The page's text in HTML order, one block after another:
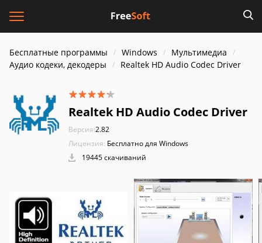
Бесплатные программы Windows
Мультимедиа
Аудио кодеки, декодеры
Realtek HD Audio Codec Driver
Realtek HD Audio Codec Driver
Версия:2.82
Лицензия: Бесплатно для Windows
19445 скачиваний